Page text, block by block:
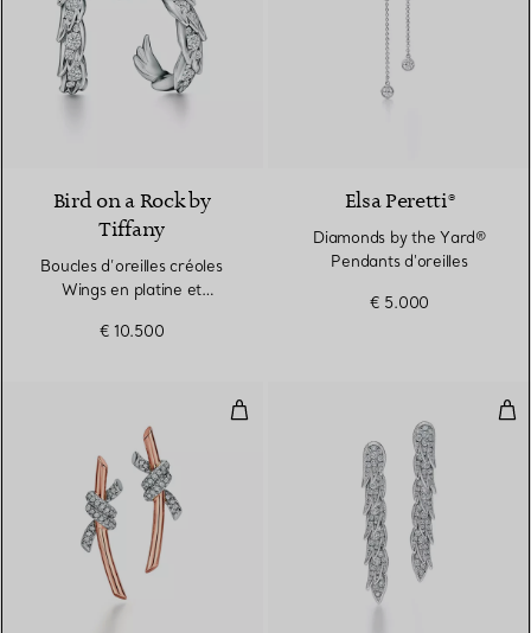
Bird on a Rock by
Tiffany
Boucles d’oreilles créoles
Wings en platine et
€ 10.500
Elsa Peretti®
Diamonds by the Yard®
Pendants d'oreilles
€ 5.000
Boucles d’oreilles en or rose